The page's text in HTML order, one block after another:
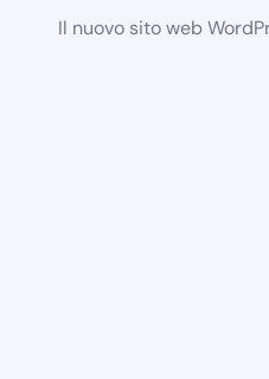
Il nuovo sito web